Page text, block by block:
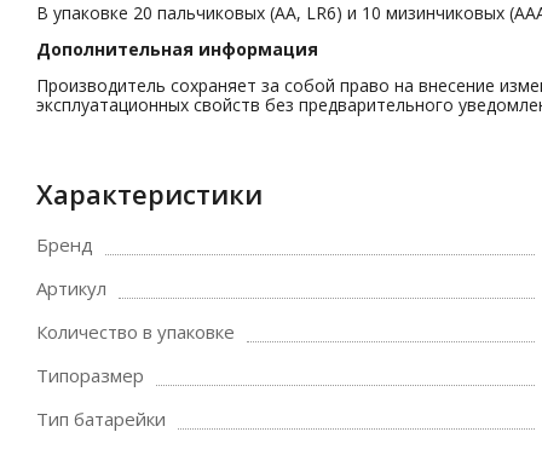
В упаковке 20 пальчиковых (АА, LR6) и 10 мизинчиковых
Дополнительная информация
Производитель сохраняет за собой право на внесение
эксплуатационных свойств без предварительного
Характеристики
Бренд
Артикул
Количество в упаковке
Типоразмер
Тип батарейки